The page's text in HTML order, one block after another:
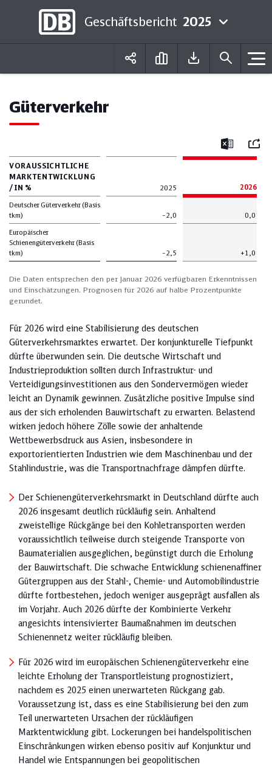
Geschäftsbericht 2025
Güterverkehr
Mail
Excel
VORAUSSICHTLICHE
MARKTENTWICKLUNG
/ IN %
2025
2026
Deutscher Güterverkehr (Basis
tkm)
–2,0
0,0
Europäischer
Schienengüterverkehr (Basis
tkm)
–2,5 +1,0
Die Daten entsprechen den per Januar 2026 verfügbaren Erkenntnissen
und Einschätzungen. Prognosen für 2026 auf halbe Prozentpunkte
gerundet.
Für 2026 wird eine Stabilisierung des deutschen
Güterverkehrsmarktes erwartet. Der konjunkturelle Tiefpunkt
dürfte überwunden sein. Die deutsche Wirtschaft und
Industrieproduktion sollten durch Infrastruktur- und
Verteidigungsinvestitionen aus den Sondervermögen wieder
leicht an Dynamik gewinnen. Zusätzliche positive Impulse sind
aus der sich erholenden Bauwirtschaft zu erwarten. Belastend
wirken jedoch höhere Zölle sowie der anhaltende
Wettbewerbsdruck aus Asien, insbesondere in
exportorientierten Industrien wie dem Maschinenbau und der
Stahlindustrie, was die Transportnachfrage dämpfen dürfte.
Der Schienengüterverkehrsmarkt in Deutschland dürfte auch
2026 insgesamt deutlich rückläufig sein. Anhaltend
zweistellige Rückgänge bei den Kohletransporten werden
voraussichtlich teilweise durch steigende Transporte von
Baumaterialien ausgeglichen, begünstigt durch die Erholung
der Bauwirtschaft. Die schwache Entwicklung schienenaffiner
Gütergruppen aus der Stahl-, Chemie- und Automobilindustrie
dürfte fortbestehen, jedoch weniger ausgeprägt ausfallen als
im Vorjahr. Auch 2026 dürfte der Kombinierte Verkehr
angesichts intensivierter Baumaßnahmen im deutschen
Schienennetz weiter rückläufig bleiben.
Für 2026 wird im europäischen Schienengüterverkehr eine
leichte Erholung der Transportleistung prognostiziert,
nachdem es 2025 einen unerwarteten Rückgang gab.
Voraussetzung ist, dass es eine Stabilisierung bei den zum
Teil unerwarteten Ursachen der rückläufigen
Marktentwicklung gibt. Lockerungen bei handelspolitischen
Einschränkungen wirken ebenso positiv auf Konjunktur und
Handel wie Entspannungen bei geopolitischen